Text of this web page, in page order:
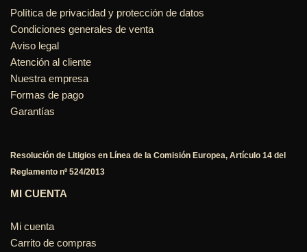
Política de privacidad y protección de datos
Condiciones generales de venta
Aviso legal
Atención al cliente
Nuestra empresa
Formas de pago
Garantías
Resolución de Litigios en Línea de la Comisión Europea, Artículo 14 del
Reglamento nº 524/2013
MI CUENTA
Mi cuenta
Carrito de compras